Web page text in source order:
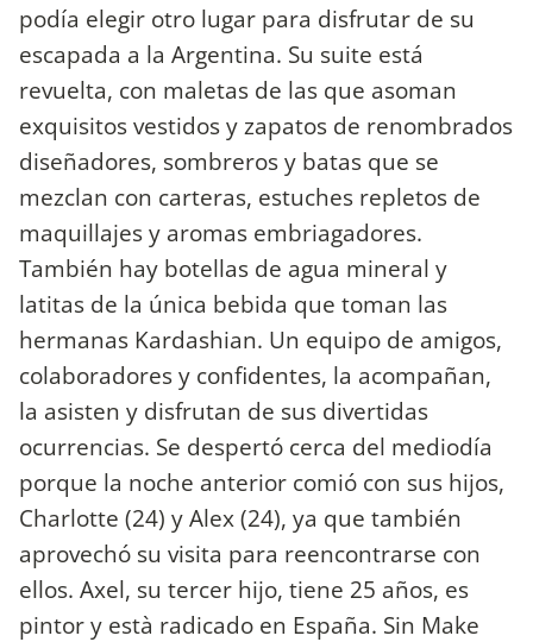
podía elegir otro lugar para disfrutar de su
escapada a la Argentina. Su suite está
revuelta, con maletas de las que asoman
exquisitos vestidos y zapatos de renombrados
diseñadores, sombreros y batas que se
mezclan con carteras, estuches repletos de
maquillajes y aromas embriagadores.
También hay botellas de agua mineral y
latitas de la única bebida que toman las
hermanas Kardashian. Un equipo de amigos,
colaboradores y confidentes, la acompañan,
la asisten y disfrutan de sus divertidas
ocurrencias. Se despertó cerca del mediodía
porque la noche anterior comió con sus hijos,
Charlotte (24) y Alex (24), ya que también
aprovechó su visita para reencontrarse con
ellos. Axel, su tercer hijo, tiene 25 años, es
pintor y està radicado en España. Sin Make